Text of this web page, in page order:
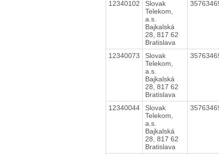
12340102
Slovak
Telekom,
a.s.
Bajkalská
28, 817 62
Bratislava
12340073
Slovak
Telekom,
a.s.
Bajkalská
28, 817 62
Bratislava
12340044
Slovak
Telekom,
a.s.
Bajkalská
28, 817 62
Bratislava